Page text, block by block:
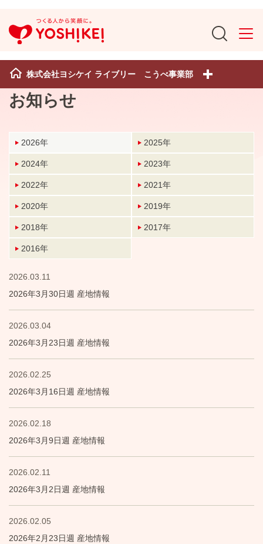
株式会社ヨシケイ ライブリー こうべ事業部
お知らせ
2026年 2025年
2024年 2023年
2022年 2021年
2020年 2019年
2018年 2017年
2016年
2026.03.11
2026年3月30日週 産地情報
2026.03.04
2026年3月23日週 産地情報
2026.02.25
2026年3月16日週 産地情報
2026.02.18
2026年3月9日週 産地情報
2026.02.11
2026年3月2日週 産地情報
2026.02.05
2026年2月23日週 産地情報